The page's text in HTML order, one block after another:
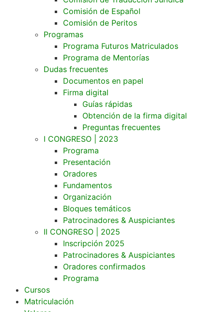
Comisión de Español
Comisión de Peritos
Programas
Programa Futuros Matriculados
Programa de Mentorías
Dudas frecuentes
Documentos en papel
Firma digital
Guías rápidas
Obtención de la firma digital
Preguntas frecuentes
I CONGRESO | 2023
Programa
Presentación
Oradores
Fundamentos
Organización
Bloques temáticos
Patrocinadores & Auspiciantes
II CONGRESO | 2025
Inscripción 2025
Patrocinadores & Auspiciantes
Oradores confirmados
Programa
Cursos
Matriculación